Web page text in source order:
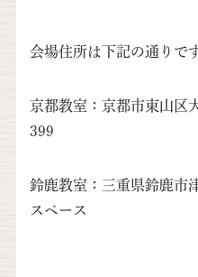
会場住所は下記の通りで
京都教室：京都市東山区
399
鈴鹿教室：三重県鈴鹿市
スペース